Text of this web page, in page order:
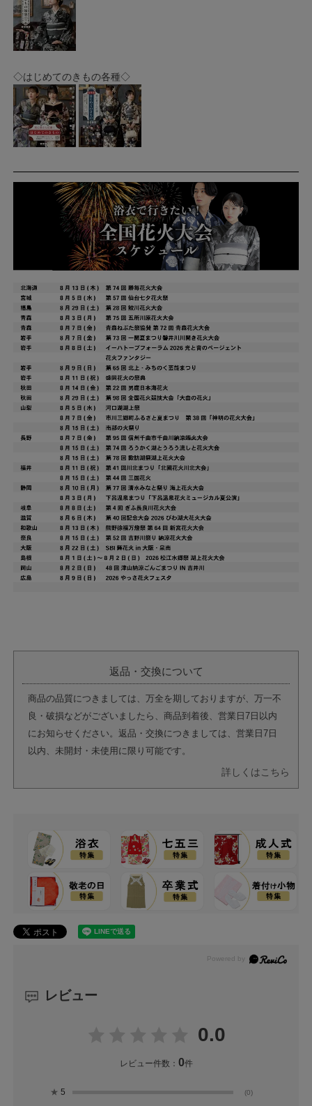
◇はじめてのきもの各種◇
返品・交換について
商品の品質につきましては、万全を期しておりますが、万一不
良・破損などがございましたら、商品到着後、営業日7日以内
にお知らせください。返品・交換につきましては、営業日7日
以内、未開封・未使用に限り可能です。
詳しくはこちら
レビュー
0.0
レビュー件数： 0件
★ 5 (0)